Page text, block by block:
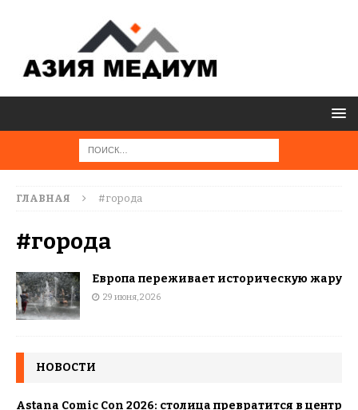
ГЛАВНАЯ #города
#города
Европа переживает историческую жару
29 июня, 2026
НОВОСТИ
Astana Comic Con 2026: столица превратится в центр